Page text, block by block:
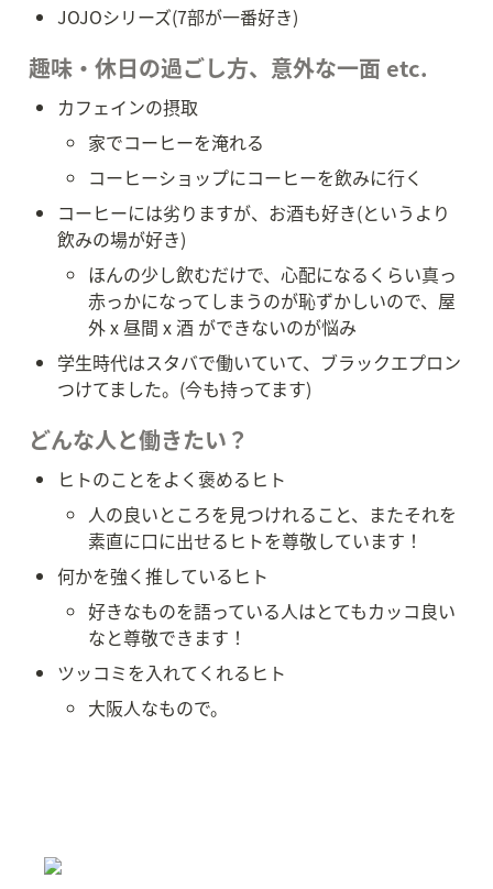
JOJOシリーズ(7部が一番好き)
趣味・休日の過ごし方、意外な一面 etc.
カフェインの摂取
家でコーヒーを淹れる
コーヒーショップにコーヒーを飲みに行く
コーヒーには劣りますが、お酒も好き(というより
飲みの場が好き)
ほんの少し飲むだけで、心配になるくらい真っ
赤っかになってしまうのが恥ずかしいので、屋
外 x 昼間 x 酒 ができないのが悩み
学生時代はスタバで働いていて、ブラックエプロン
つけてました。(今も持ってます)
どんな人と働きたい？
ヒトのことをよく褒めるヒト
人の良いところを見つけれること、またそれを
素直に口に出せるヒトを尊敬しています！
何かを強く推しているヒト
好きなものを語っている人はとてもカッコ良い
なと尊敬できます！
ツッコミを入れてくれるヒト
大阪人なもので。